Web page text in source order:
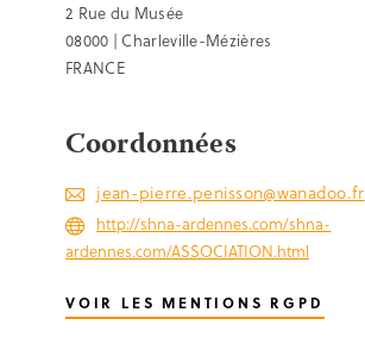
2 Rue du Musée
08000 | Charleville-Mézières
FRANCE
Coordonnées
jean-pierre.penisson@wanadoo.fr
http://shna-ardennes.com/shna-
ardennes.com/ASSOCIATION.html
VOIR LES MENTIONS RGPD